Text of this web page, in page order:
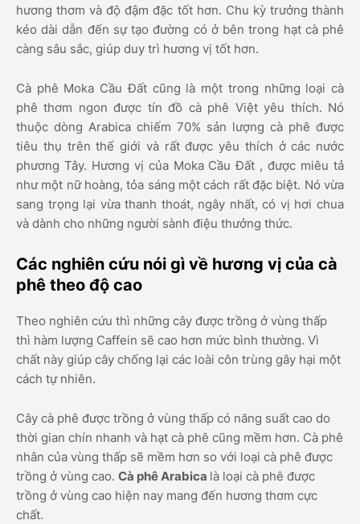
hương thơm và độ đậm đặc tốt hơn. Chu kỳ trưởng thành
kéo dài dẫn đến sự tạo đường có ở bên trong hạt cà phê
càng sâu sắc, giúp duy trì hương vị tốt hơn.
Cà phê Moka Cầu Đất cũng là một trong những loại cà
phê thơm ngon được tín đồ cà phê Việt yêu thích. Nó
thuộc dòng Arabica chiếm 70% sản lượng cà phê được
tiêu thụ trên thế giới và rất được yêu thích ở các nước
phương Tây. Hương vị của Moka Cầu Đất , được miêu tả
như một nữ hoàng, tỏa sáng một cách rất đặc biệt. Nó vừa
sang trọng lại vừa thanh thoát, ngây nhất, có vị hơi chua
và dành cho những người sành điệu thưởng thức.
Các nghiên cứu nói gì về hương vị của cà
phê theo độ cao
Theo nghiên cứu thì những cây được trồng ở vùng thấp
thì hàm lượng Caffein sẽ cao hơn mức bình thường. Vì
chất này giúp cây chống lại các loài côn trùng gây hại một
cách tự nhiên.
Cây cà phê được trồng ở vùng thấp có năng suất cao do
thời gian chín nhanh và hạt cà phê cũng mềm hơn. Cà phê
nhân của vùng thấp sẽ mềm hơn so với loại cà phê được
trồng ở vùng cao. Cà phê Arabica là loại cà phê được
trồng ở vùng cao hiện nay mang đến hương thơm cực
chất.